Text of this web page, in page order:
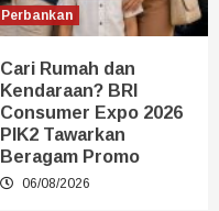
Perbankan
Cari Rumah dan
Kendaraan? BRI
Consumer Expo 2026
PIK2 Tawarkan
Beragam Promo
06/08/2026